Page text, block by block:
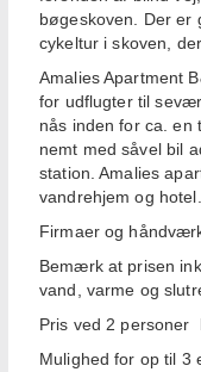
bøgeskoven. Der er
cykeltur i skoven,
Amalies Apartment
for udflugter til
nås inden for ca. en
nemt med såvel bil
station. Amalies
vandrehjem og hotel.
Firmaer og
Bemærk at prisen
vand, varme og
Pris ved 2 personer
Mulighed for op til 3